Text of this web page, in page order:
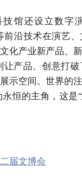
馆还设立数字
沿技术在演艺
化产业新产品、
让产品、创意打
示空间。世界的
恒的主角，这是
届文博会